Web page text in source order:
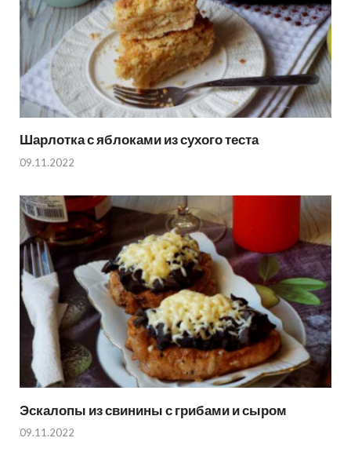
Шарлотка с яблоками из сухого теста
09.11.2022
Эскалопы из свинины с грибами и сыром
09.11.2022